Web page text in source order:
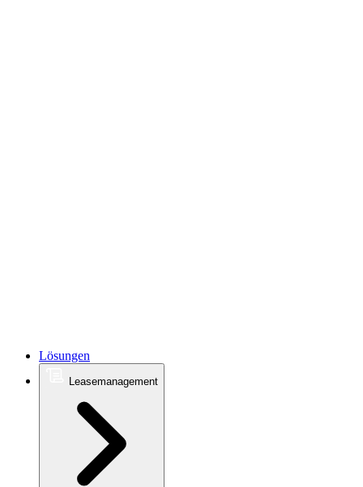
Lösungen
Leasemanagement